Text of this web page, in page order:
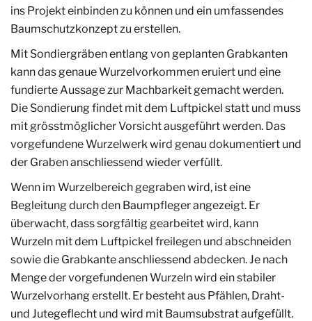
ins Projekt einbinden zu können und ein umfassendes
Baumschutzkonzept zu erstellen.
Mit Sondiergräben entlang von geplanten Grabkanten
kann das genaue Wurzelvorkommen eruiert und eine
fundierte Aussage zur Machbarkeit gemacht werden.
Die Sondierung findet mit dem Luftpickel statt und muss
mit grösstmöglicher Vorsicht ausgeführt werden. Das
vorgefundene Wurzelwerk wird genau dokumentiert und
der Graben anschliessend wieder verfüllt.
Wenn im Wurzelbereich gegraben wird, ist eine
Begleitung durch den Baumpfleger angezeigt. Er
überwacht, dass sorgfältig gearbeitet wird, kann
Wurzeln mit dem Luftpickel freilegen und abschneiden
sowie die Grabkante anschliessend abdecken. Je nach
Menge der vorgefundenen Wurzeln wird ein stabiler
Wurzelvorhang erstellt. Er besteht aus Pfählen, Draht-
und Jutegeflecht und wird mit Baumsubstrat aufgefüllt.